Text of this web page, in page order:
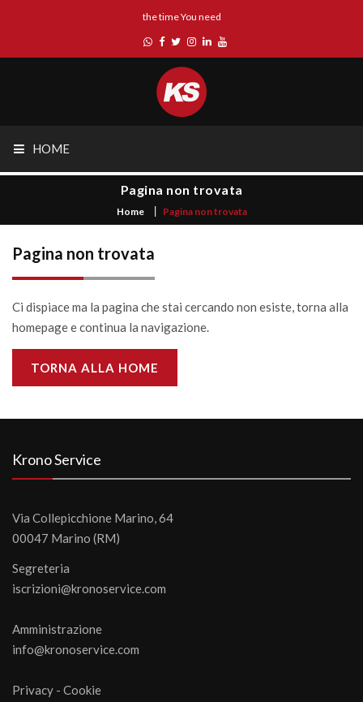
the time You need
HOME
Pagina non trovata
Home Pagina non trovata
Pagina non trovata
Ci dispiace ma la pagina che stai cercando non esiste, torna alla
homepage e continua la navigazione.
TORNA ALLA HOME
Krono Service
Via Collepicchione Marino, 64
00047 Marino (RM)
Segreteria
iscrizioni@kronoservice.com
Amministrazione
info@kronoservice.com
Privacy - Cookie